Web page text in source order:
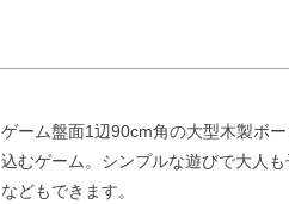
ゲーム盤面1辺90cm角の大型木製ボ
込むゲーム。シンプルな遊びで大人
などもできます。